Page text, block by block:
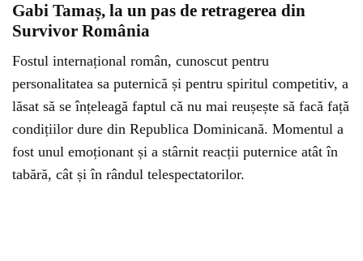
Gabi Tamaș, la un pas de retragerea din
Survivor România
Fostul internațional român, cunoscut pentru
personalitatea sa puternică și pentru spiritul competitiv, a
lăsat să se înțeleagă faptul că nu mai reușește să facă față
condițiilor dure din Republica Dominicană. Momentul a
fost unul emoționant și a stârnit reacții puternice atât în
tabără, cât și în rândul telespectatorilor.